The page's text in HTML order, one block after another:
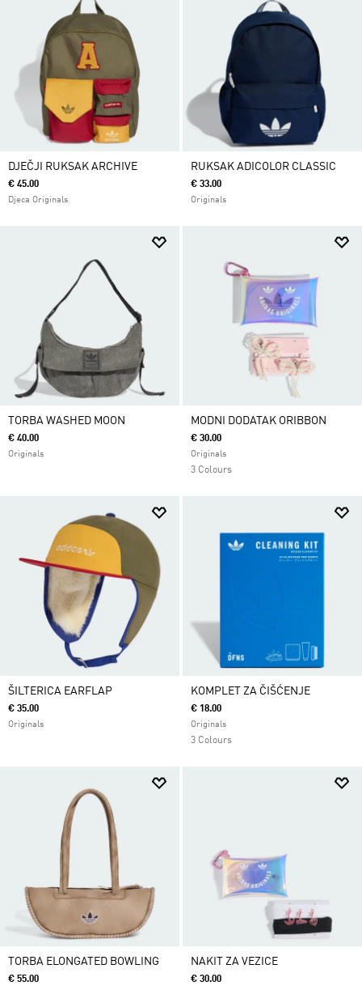
DJEČJI RUKSAK ARCHIVE
€ 45.00
Djeca Originals
RUKSAK ADICOLOR CLASSIC
€ 33.00
Originals
TORBA WASHED MOON
€ 40.00
Originals
MODNI DODATAK ORIBBON
€ 30.00
Originals
3 Colours
ŠILTERICA EARFLAP
€ 35.00
Originals
KOMPLET ZA ČIŠĆENJE
€ 18.00
Originals
3 Colours
TORBA ELONGATED BOWLING
€ 55.00
NAKIT ZA VEZICE
€ 30.00